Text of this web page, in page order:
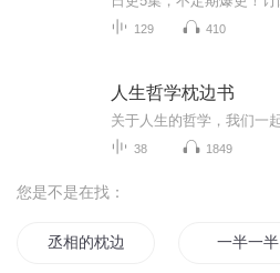
129 410
人生哲学枕边书
38 1849
您是不是在找：
丞相的枕边妻 一半一半